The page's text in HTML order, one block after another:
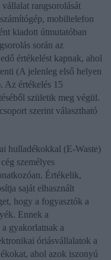
rangsorolását
mobiltelefon
kiadott útmutatóban
során az
értékelést kapnak, ahol
(A jelenleg első helyen
Az értékelés 15
születik meg végül.
szerint választható
hulladékokkal (E-Waste)
személyes
Értékelik,
ja saját elhasznált
hogy a fogyasztók a
Ennek a
a gyakorlatnak a
óriásvállalatok a
ahol azok iszonyú